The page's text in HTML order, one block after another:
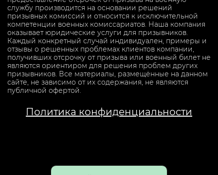
службу производится на основании решений
призывных комиссий и относится к исключительной
компетенции военных комиссариатов. Наша компания
оказывает юридические услуги для призывников.
Каждый конкретный случай индивидуален, примеры и
отзывы о решенных проблемах клиентов компании,
получивших отсрочку от призыва или военный билет не
являются ориентиром для решения проблем других
призывников. Все материалы, размещённые на данном
сайте, не зависимо от их содержания, не являются
публичной офертой.
Политика конфиденциальности